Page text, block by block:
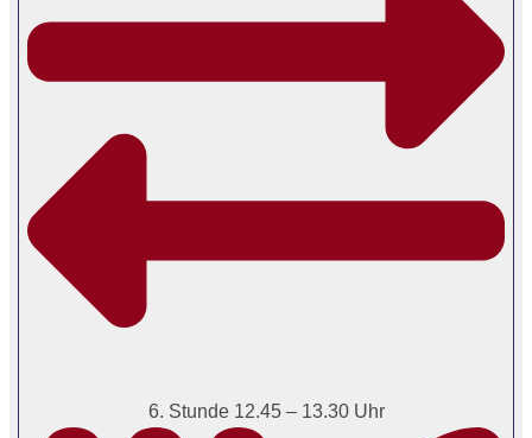
6. Stunde 12.45 – 13.30 Uhr